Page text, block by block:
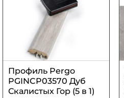
Профиль Pergo
PGINCP03570 Дуб
Скалистых Гор (5 в 1)